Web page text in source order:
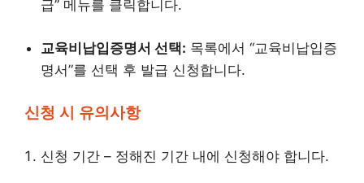
급” 메뉴를 클릭합니다.
교육비납입증명서 선택: 목록에서 “교육비납입증
명서”를 선택 후 발급 신청합니다.
신청 시 유의사항
신청 기간 – 정해진 기간 내에 신청해야 합니다.